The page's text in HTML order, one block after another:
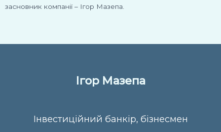
засновник компанії – Ігор Мазепа.
Ігор Мазепа
Інвестиційний банкір, бізнесмен